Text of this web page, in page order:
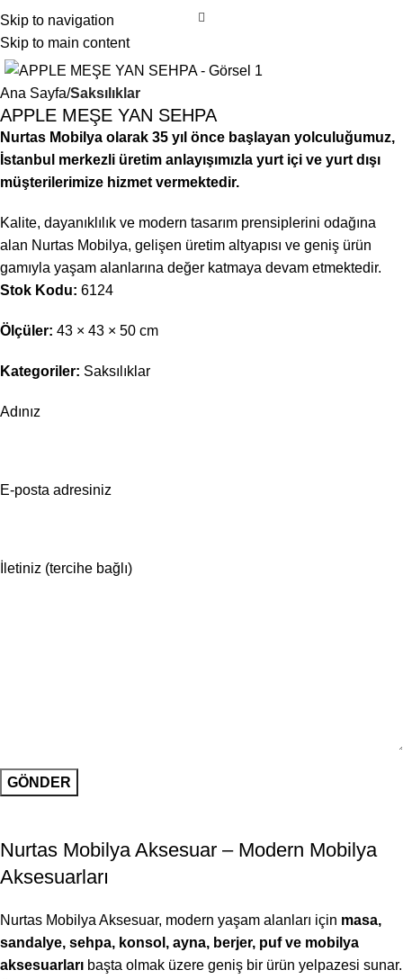
Skip to navigation
Skip to main content
Ana Sayfa Saksılıklar
APPLE MEŞE YAN SEHPA
Nurtas Mobilya olarak 35 yıl önce başlayan yolculuğumuz,
İstanbul merkezli üretim anlayışımızla yurt içi ve yurt dışı
müşterilerimize hizmet vermektedir.
Kalite, dayanıklılık ve modern tasarım prensiplerini odağına
alan Nurtas Mobilya, gelişen üretim altyapısı ve geniş ürün
gamıyla yaşam alanlarına değer katmaya devam etmektedir.
Stok Kodu: 6124
Ölçüler: 43 × 43 × 50 cm
Kategoriler: Saksılıklar
Adınız
E-posta adresiniz
İletiniz (tercihe bağlı)
Nurtas Mobilya Aksesuar – Modern Mobilya
Aksesuarları
Nurtas Mobilya Aksesuar, modern yaşam alanları için masa,
sandalye, sehpa, konsol, ayna, berjer, puf ve mobilya
aksesuarları başta olmak üzere geniş bir ürün yelpazesi sunar.